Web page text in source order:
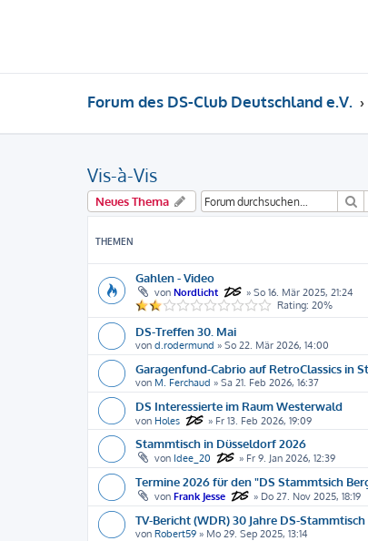
Forum des DS-Club Deutschland e.V.
Vis-à-Vis
Neues Thema
THEMEN
Gahlen - Video
von Nordlicht » So 16. Mär 2025, 21:24
Rating: 20%
DS-Treffen 30. Mai
von d.rodermund » So 22. Mär 2026, 14:00
Garagenfund-Cabrio auf RetroClassics in
von M. Ferchaud » Sa 21. Feb 2026, 16:37
DS Interessierte im Raum Westerwald
von Holes » Fr 13. Feb 2026, 19:09
Stammtisch in Düsseldorf 2026
von Idee_20 » Fr 9. Jan 2026, 12:39
Termine 2026 für den "DS Stammtsich
von Frank Jesse » Do 27. Nov 2025, 18:19
TV-Bericht (WDR) 30 Jahre DS-
von Robert59 » Mo 29. Sep 2025, 13:14